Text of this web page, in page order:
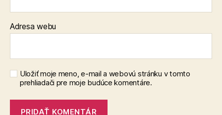
Adresa webu
Uložiť moje meno, e-mail a webovú stránku v tomto
prehliadači pre moje budúce komentáre.